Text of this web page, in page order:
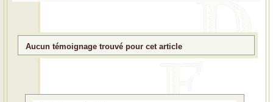
Aucun témoignage trouvé pour cet article